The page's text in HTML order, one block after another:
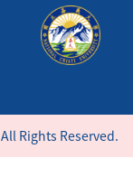
Rights Reserved.